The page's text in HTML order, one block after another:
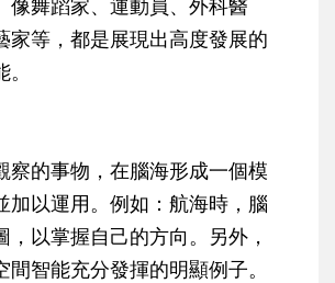
像舞蹈家、運動員、外科醫
家等，都是展現出高度發展的
察的事物，在腦海形成一個模
加以運用。例如：航海時，腦
，以掌握自己的方向。另外，
智能充分發揮的明顯例子。